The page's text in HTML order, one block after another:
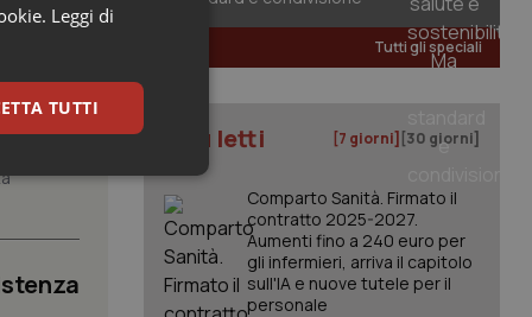
Tutti gli speciali
I più letti [7 giorni] [30 giorni]
Comparto Sanità. Firmato il
contratto 2025-2027.
Aumenti fino a 240 euro per
gli infermieri, arriva il capitolo
sull'IA e nuove tutele per il
personale
Leggi di
TUTTI